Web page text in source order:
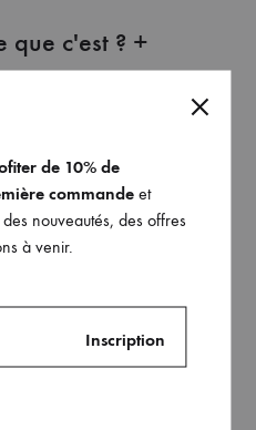
que c'est ? +
+
de 10% de
commande et
nouveautés, des offres
à venir.